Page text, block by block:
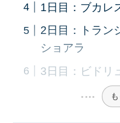
1日目：ブカレ
2日目：トラン
ショアラ
3日目：ビドリ